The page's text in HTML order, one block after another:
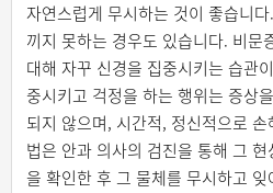
자연스럽게 무시하는 것이 좋습니
끼지 못하는 경우도 있습니다. 비문
대해 자꾸 신경을 집중시키는 습관
중시키고 걱정을 하는 행위는 증상
되지 않으며, 시간적, 정신적으로
법은 안과 의사의 검진을 통해 그
을 확인한 후 그 물체를 무시하고